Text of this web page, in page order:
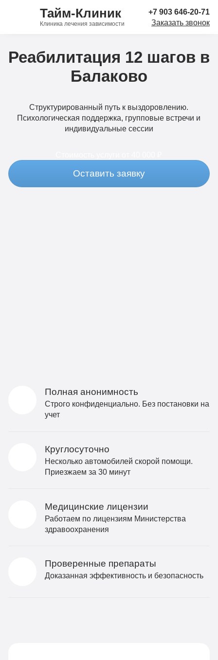
Тайм-Клиник
Клиника лечения зависимости
+7 903 646-20-71
Заказать звонок
Реабилитация 12 шагов в
Балаково
Структурированный путь к выздоровлению.
Психологическая поддержка, групповые встречи и
индивидуальные сессии
Оставить заявку
Полная анонимность
Строго конфиденциально. Без постановки на
учет
Круглосуточно
Несколько автомобилей скорой помощи.
Приезжаем за 30 минут
Медицинские лицензии
Работаем по лицензиям Министерства
здравоохранения
Проверенные препараты
Доказанная эффективность и безопасность